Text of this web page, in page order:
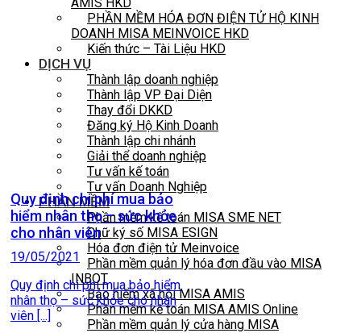
PHẦN MỀM HÓA ĐƠN ĐIỆN TỬ HỘ KINH
DOANH MISA MEINVOICE HKD
Kiến thức – Tài Liệu HKD
DỊCH VỤ
Thành lập doanh nghiệp
Thành lập VP Đại Diện
Thay đổi DKKD
Đăng ký Hộ Kinh Doanh
Thành lập chi nhánh
Giải thể doanh nghiệp
Tư vấn kế toán
Tư vấn Doanh Nghiệp
PHẦN MỀM
Phần mềm kế toán MISA SME NET
Chữ ký số MISA ESIGN
Hóa đơn điện tử Meinvoice
Phần mềm quản lý hóa đơn đầu vào MISA
INBOT
Bảo hiểm xã hội MISA AMIS
Phần mềm kế toán MISA AMIS Online
Phần mềm quản lý cửa hàng MISA
Quy định chi phí mua bảo
hiểm nhân thọ – sức khỏe
cho nhân viên
19/05/2021
Quy định chi phí mua bảo hiểm
nhân thọ – sức khỏe cho nhân
viên [...]